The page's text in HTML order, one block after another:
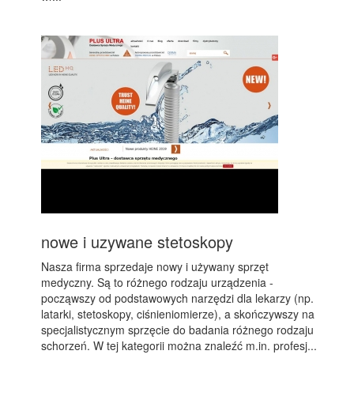
nowe i uzywane stetoskopy
Nasza firma sprzedaje nowy i używany sprzęt
medyczny. Są to różnego rodzaju urządzenia -
począwszy od podstawowych narzędzi dla lekarzy (np.
latarki, stetoskopy, ciśnieniomierze), a skończywszy na
specjalistycznym sprzęcie do badania różnego rodzaju
schorzeń. W tej kategorii można znaleźć m.in. profesj...